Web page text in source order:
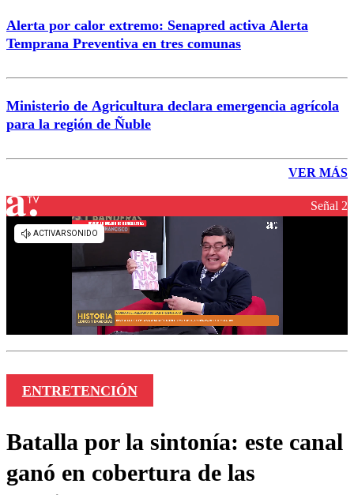
Alerta por calor extremo: Senapred activa Alerta
Temprana Preventiva en tres comunas
Ministerio de Agricultura declara emergencia agrícola
para la región de Ñuble
VER MÁS
Señal 2
ENTRETENCIÓN
Batalla por la sintonía: este canal
ganó en cobertura de las